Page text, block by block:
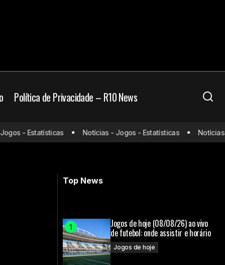
Política de Privacidade – R10 News
no São Paulo
Acabou o ano do Vasco? Clube
precisa planejar SAF e obras em São
Januário
- Estatísticas Notícias - Jogos - Estatísticas Notícias -
Top News
Jogos de hoje (08/08/26) ao vivo
de futebol: onde assistir e horário
Jogos de hoje